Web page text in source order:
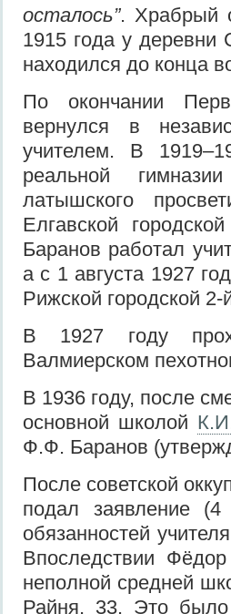
осталось”. Храбрый
1915 года у деревни
находился до конца
По окончании
вернулся в
учителем. В
реальной
латышского
Елгавской
Баранов работал
а с 1 августа 1927
Рижской городской
В 1927 году
Валмиерском
В 1936 году, после
основной школой
Ф.Ф. Баранов
После советской
подал заявление
обязанностей
Впоследствии
неполной средней
Райня, 33. Это